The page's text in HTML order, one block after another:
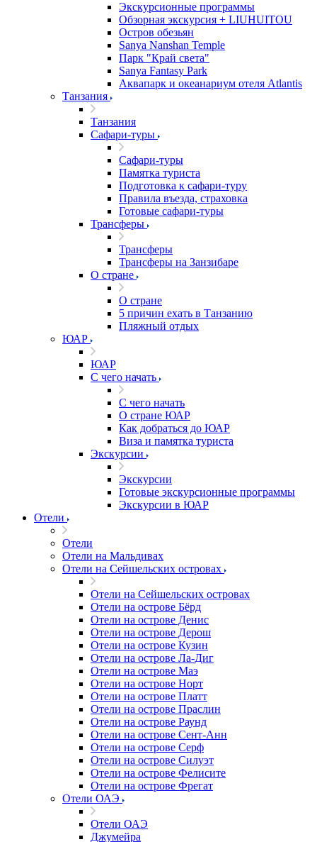
Экскурсионные программы
Обзорная экскурсия + LIUHUITOU
Остров обезьян
Sanya Nanshan Temple
Парк "Край света"
Sanya Fantasy Park
Аквапарк и океанариум отеля Atlantis
Танзания
Танзания
Сафари-туры
Сафари-туры
Памятка туриста
Подготовка к сафари-туру
Правила въезда, страховка
Готовые сафари-туры
Трансферы
Трансферы
Трансферы на Занзибаре
О стране
О стране
5 причин ехать в Танзанию
Пляжный отдых
ЮАР
ЮАР
С чего начать
С чего начать
О стране ЮАР
Как добраться до ЮАР
Виза и памятка туриста
Экскурсии
Экскурсии
Готовые экскурсионные программы
Экскурсии в ЮАР
Отели
Отели
Отели на Мальдивах
Отели на Сейшельских островах
Отели на Сейшельских островах
Отели на острове Бёрд
Отели на острове Денис
Отели на острове Дерош
Отели на острове Кузин
Отели на острове Ла-Диг
Отели на острове Маэ
Отели на острове Норт
Отели на острове Платт
Отели на острове Праслин
Отели на острове Раунд
Отели на острове Сент-Анн
Отели на острове Серф
Отели на острове Силуэт
Отели на острове Фелисите
Отели на острове Фрегат
Отели ОАЭ
Отели ОАЭ
Джумейра